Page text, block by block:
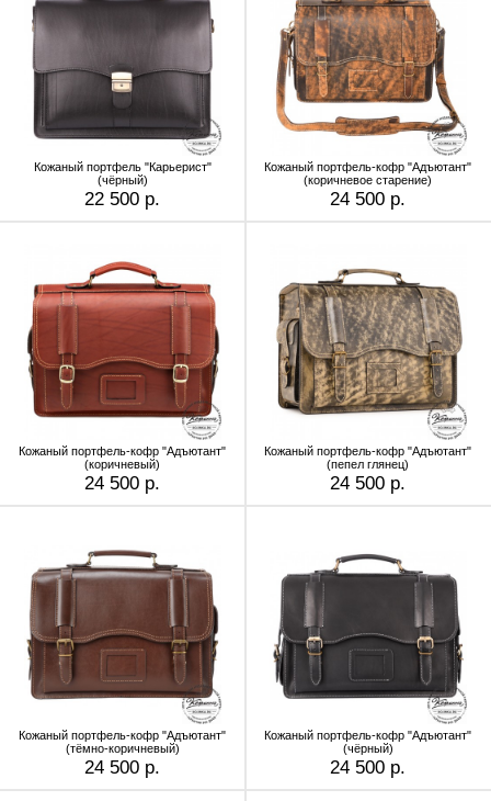
Кожаный портфель "Карьерист"
(чёрный)
22 500 р.
Кожаный портфель-кофр "Адъютант"
(коричневое старение)
24 500 р.
Кожаный портфель-кофр "Адъютант"
(коричневый)
24 500 р.
Кожаный портфель-кофр "Адъютант"
(пепел глянец)
24 500 р.
Кожаный портфель-кофр "Адъютант"
(тёмно-коричневый)
24 500 р.
Кожаный портфель-кофр "Адъютант"
(чёрный)
24 500 р.